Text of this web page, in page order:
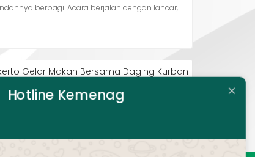
berbagi. Acara berjalan dengan lancar,
Gelar Makan Bersama Daging Kurban